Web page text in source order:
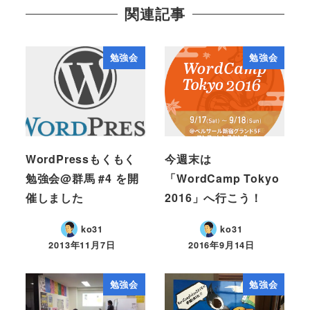
関連記事
勉強会
WordPressもくもく
勉強会@群馬 #4 を開
催しました
ko31
2013年11月7日
勉強会
今週末は
「WordCamp Tokyo
2016」へ行こう！
ko31
2016年9月14日
勉強会 勉強会